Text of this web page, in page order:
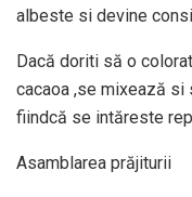
albeste si devine
Dacă doriti să o
cacaoa ,se mixează si
fiindcă se intăreste
Asamblarea prăjiturii